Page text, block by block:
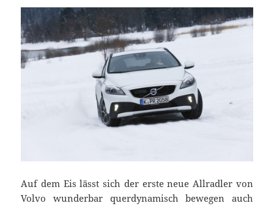
Auf dem Eis lässt sich der erste neue Allradler von
Volvo wunderbar querdynamisch bewegen auch